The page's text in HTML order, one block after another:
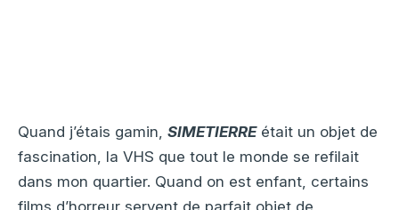
Quand j’étais gamin, SIMETIERREétait un objet de
fascination, la VHS que tout le monde se refilait
dans mon quartier. Quand on est enfant, certains
films d’horreur servent de parfait objet de